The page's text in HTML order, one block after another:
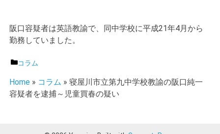
阪口容疑者は英語教諭で、同中学校に平成21年4月から
勤務していました。
カ
ゴ
リ
コラム
Home » コラム »寝屋川市立第九中学校教諭の阪口純一
容疑者を逮捕～児童買春の疑い